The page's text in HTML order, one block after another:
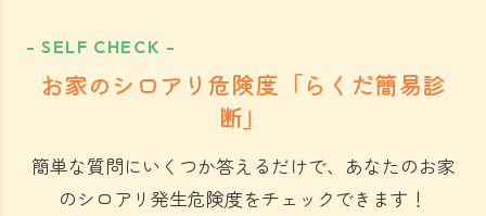
- SELF CHECK -
お家のシロアリ危険度「らくだ簡易診
断」
簡単な質問にいくつか答えるだけで、あなたのお家
のシロアリ発生危険度をチェックできます！